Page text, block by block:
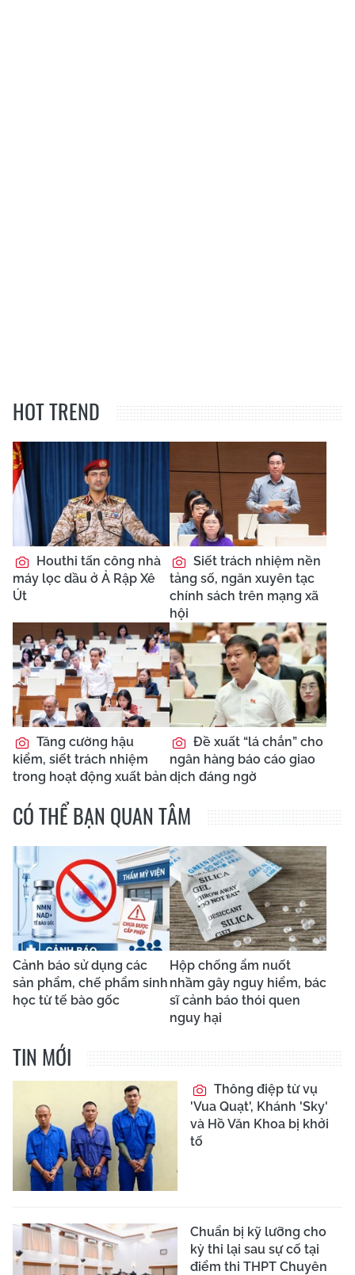
HOT TREND
Houthi tấn công nhà
máy lọc dầu ở Ả Rập Xê
Út
Siết trách nhiệm nền
tảng số, ngăn xuyên tạc
chính sách trên mạng xã
hội
Tăng cường hậu
kiểm, siết trách nhiệm
trong hoạt động xuất bản
Đề xuất “lá chắn” cho
ngân hàng báo cáo giao
dịch đáng ngờ
CÓ THỂ BẠN QUAN TÂM
Cảnh báo sử dụng các
sản phẩm, chế phẩm sinh
học từ tế bào gốc
Hộp chống ẩm nuốt
nhầm gây nguy hiểm, bác
sĩ cảnh báo thói quen
nguy hại
TIN MỚI
Thông điệp từ vụ
'Vua Quạt', Khánh 'Sky'
và Hồ Văn Khoa bị khởi
tố
Chuẩn bị kỹ lưỡng cho
kỳ thi lại sau sự cố tại
điểm thi THPT Chuyên